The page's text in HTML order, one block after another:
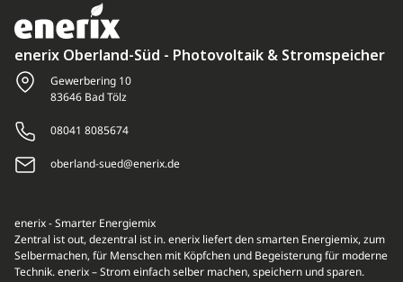
enerix Oberland-Süd - Photovoltaik & Stromspeicher
Gewerbering 10
83646 Bad Tölz
08041 8085674
oberland-sued@enerix.de
enerix - Smarter Energiemix
Zentral ist out, dezentral ist in. enerix liefert den smarten Energiemix, zum
Selbermachen, für Menschen mit Köpfchen und Begeisterung für moderne
Technik. enerix – Strom einfach selber machen, speichern und sparen.